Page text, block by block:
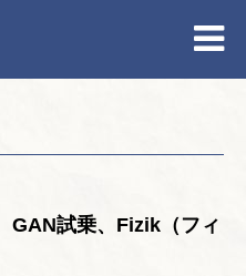
GAN試乗、Fizik（フィ